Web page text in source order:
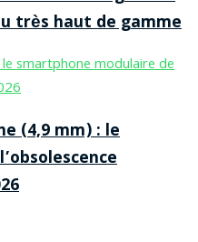
très haut de gamme
(4,9 mm) : le